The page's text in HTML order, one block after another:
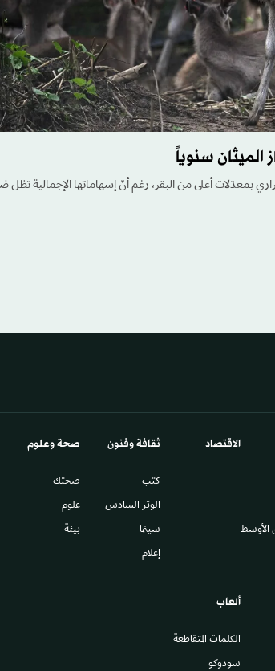
الميثان سنوياً
بمعدّلات أعلى من البقر، رغم أنّ إسهاماتها الإجمالية تظل
الأوسط
الاقتصاد ثقافة وفنون
كتب
الوتر السادس​
سينما
إعلام
صحة وعلوم
صحتك
علوم
بيئة
ألعاب
الكلمات المتقاطعة
سودوكو